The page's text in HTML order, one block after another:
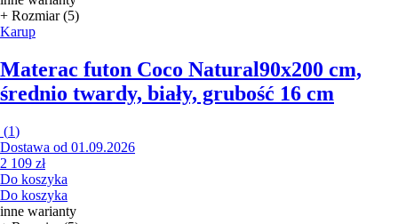
+ Rozmiar (5)
Karup
Materac futon Coco Natural90x200 cm,
średnio twardy, biały, grubość 16 cm
(1)
Dostawa od 01.09.2026
2 109 zł
Do koszyka
Do koszyka
inne warianty